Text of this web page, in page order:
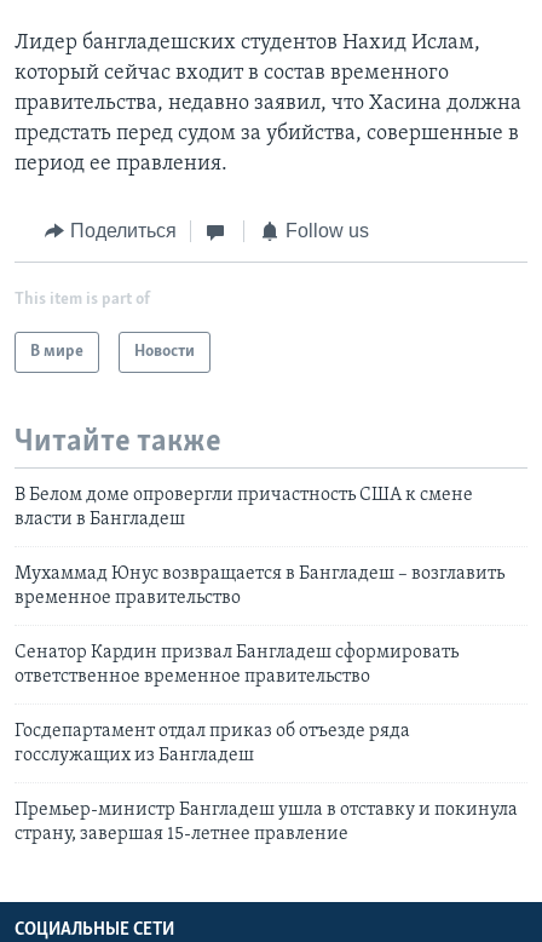
Лидер бангладешских студентов Нахид Ислам,
который сейчас входит в состав временного
правительства, недавно заявил, что Хасина должна
предстать перед судом за убийства, совершенные в
период ее правления.
Поделиться Follow us
This item is part of
В мире Новости
Читайте также
В Белом доме опровергли причастность США к смене
власти в Бангладеш
Мухаммад Юнус возвращается в Бангладеш – возглавить
временное правительство
Сенатор Кардин призвал Бангладеш сформировать
ответственное временное правительство
Госдепартамент отдал приказ об отъезде ряда
госслужащих из Бангладеш
Премьер-министр Бангладеш ушла в отставку и покинула
страну, завершая 15-летнее правление
СОЦИАЛЬНЫЕ СЕТИ